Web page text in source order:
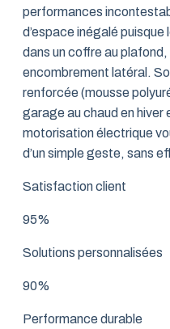
performances
d’espace inégalé puisque
dans un coffre au
encombrement latéral.
renforcée (mousse
garage au chaud en hiver
motorisation électrique
d’un simple geste, sans
Satisfaction client
95%
Solutions personnalisées
90%
Performance durable